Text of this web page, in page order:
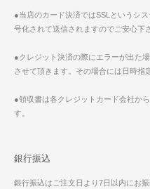
●当店のカード決済ではSSLというシ
号化されて送信されますのでご安心下
●クレジット決済の際にエラーが出た
させて頂きます。その場合には日時指
●領収書は各クレジットカード会社か
す。
銀行振込
銀行振込はご注文日より7日以内にお